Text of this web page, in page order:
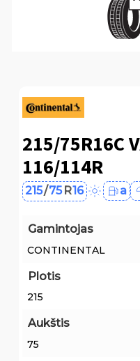
215/75R16C
116/114R
215/75 R16 a
Gamintojas
CONTINENTAL
Plotis
215
Aukštis
75